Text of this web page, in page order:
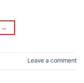
→
Leave a comment